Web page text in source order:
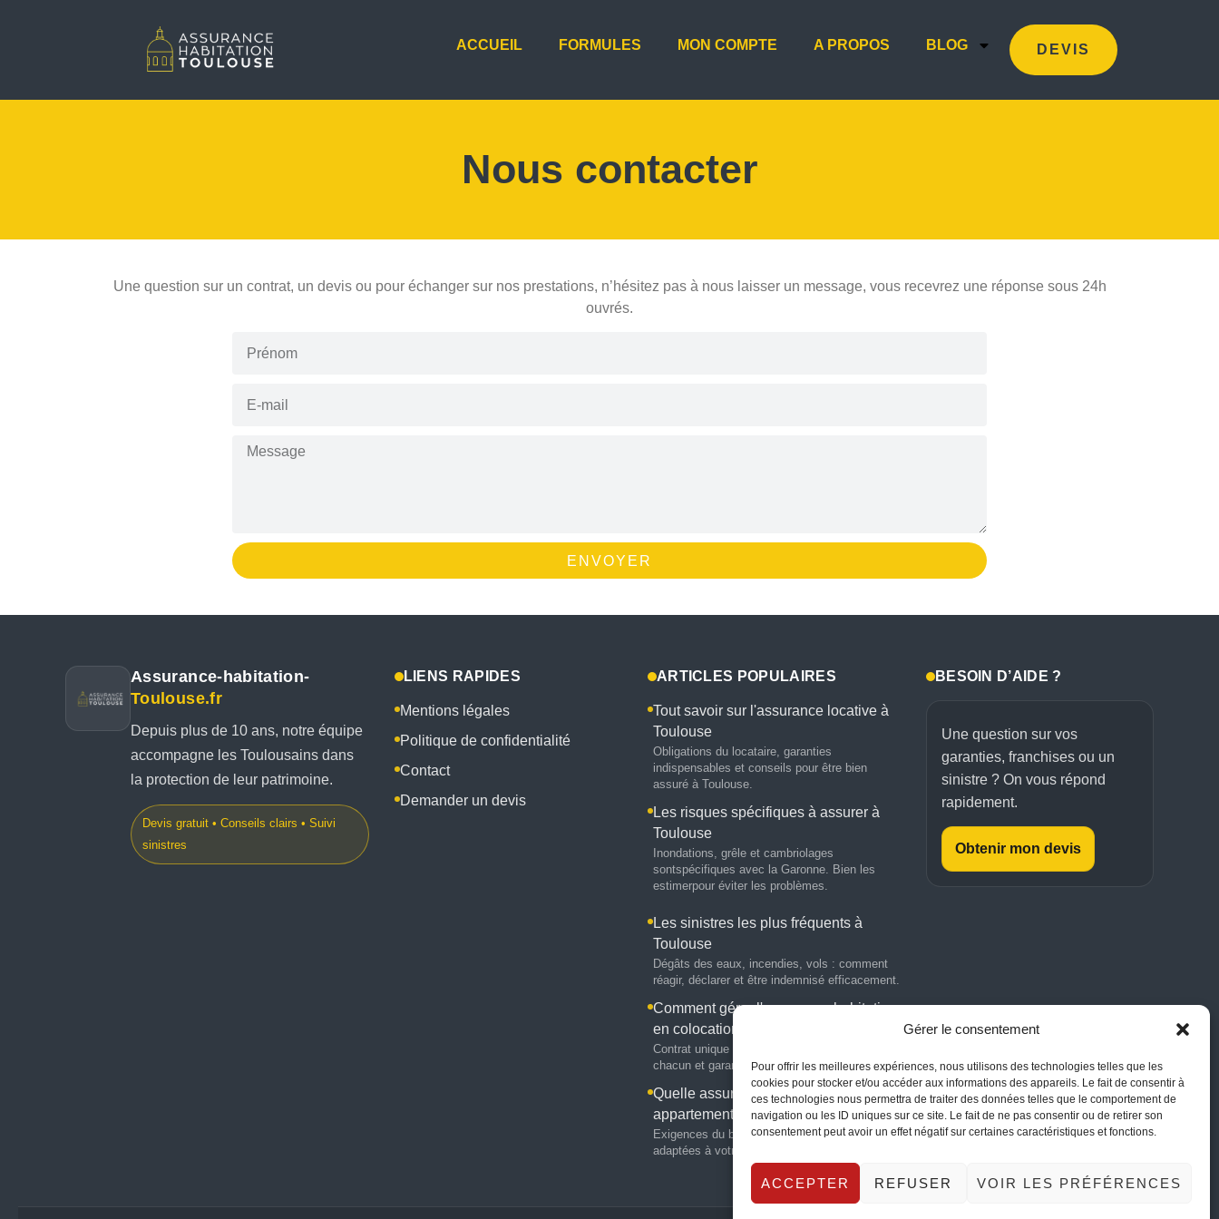
Gérer le consentement
Pour offrir les meilleures expériences, nous utilisons des technologies telles que les
cookies pour stocker et/ou accéder aux informations des appareils. Le fait de consentir à
ces technologies nous permettra de traiter des données telles que le comportement de
navigation ou les ID uniques sur ce site. Le fait de ne pas consentir ou de retirer son
consentement peut avoir un effet négatif sur certaines caractéristiques et fonctions.
ACCEPTER REFUSER VOIR LES PRÉFÉRENCES
ACCUEIL FORMULES MON COMPTE A PROPOS BLOG DEVIS
Nous contacter
Une question sur un contrat, un devis ou pour échanger sur nos prestations, n’hésitez pas à nous laisser un message, vous recevrez une réponse sous 24h
ouvrés.
ENVOYER
Assurance-habitation-
Toulouse.fr
Depuis plus de 10 ans, notre équipe
accompagne les Toulousains dans
la protection de leur patrimoine.
Devis gratuit • Conseils clairs • Suivi
sinistres
LIENS RAPIDES
Mentions légales
Politique de confidentialité
Contact
Demander un devis
ARTICLES POPULAIRES
Tout savoir sur l'assurance locative à
Toulouse
Obligations du locataire, garanties
indispensables et conseils pour être bien
assuré à Toulouse.
Les risques spécifiques à assurer à
Toulouse
Inondations, grêle et cambriolages
sontspécifiques avec la Garonne. Bien les
estimerpour éviter les problèmes.
Les sinistres les plus fréquents à
Toulouse
Dégâts des eaux, incendies, vols : comment
réagir, déclarer et être indemnisé efficacement.
Comment gérer l'assurance habitation
en colocation ?
Contrat unique ou individuel, responsabilités de
chacun et garanties à ne pas négliger.
Quelle assurance pour un
appartement à Toouloue ?
Exigences du bailleur, attestations et garanties
adaptées à votre logement.
BESOIN D’AIDE ?
Une question sur vos
garanties, franchises ou un
sinistre ? On vous répond
rapidement.
Obtenir mon devis